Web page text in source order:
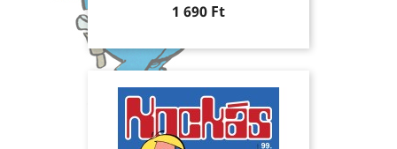
Ár
1 690 Ft